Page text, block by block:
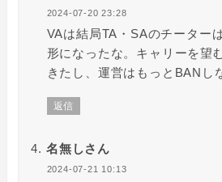
2024-07-20 23:28
VAは結局TA・SAのチーター
形になったな。キャリーを望
きたし、運営はもっとBANし
返信
名無しさん
2024-07-21 10:13